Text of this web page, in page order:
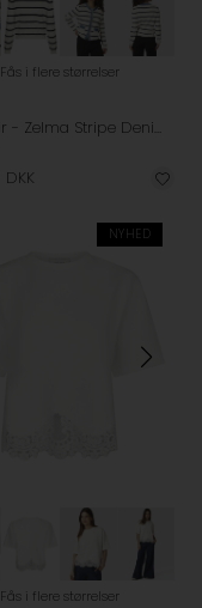
Fås i flere størrelser
Neo Noir - Zelma Stripe Denim Cardigan - Off White
DKK
NYHED
Fås i flere størrelser